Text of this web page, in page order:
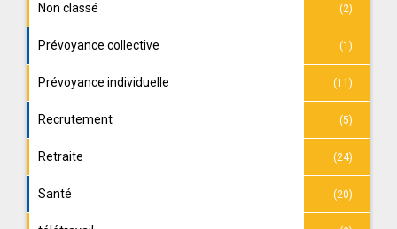
Non classé (2)
Prévoyance collective (1)
Prévoyance individuelle (11)
Recrutement (5)
Retraite (24)
Santé (20)